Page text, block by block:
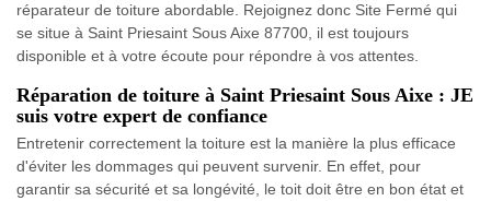
réparateur de toiture abordable. Rejoignez donc Site Fermé qui
se situe à Saint Priesaint Sous Aixe 87700, il est toujours
disponible et à votre écoute pour répondre à vos attentes.
Réparation de toiture à Saint Priesaint Sous Aixe : JE
suis votre expert de confiance
Entretenir correctement la toiture est la manière la plus efficace
d'éviter les dommages qui peuvent survenir. En effet, pour
garantir sa sécurité et sa longévité, le toit doit être en bon état et